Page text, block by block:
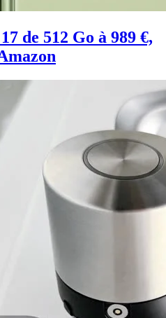
de 512 Go à 989 €,